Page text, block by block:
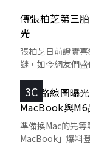
傳張柏芝第三
光
張柏芝日前證實
謎，如今網友們
3C
蘋果路線圖曝
MacBook與M6
準備換Mac的先
MacBook」爆料